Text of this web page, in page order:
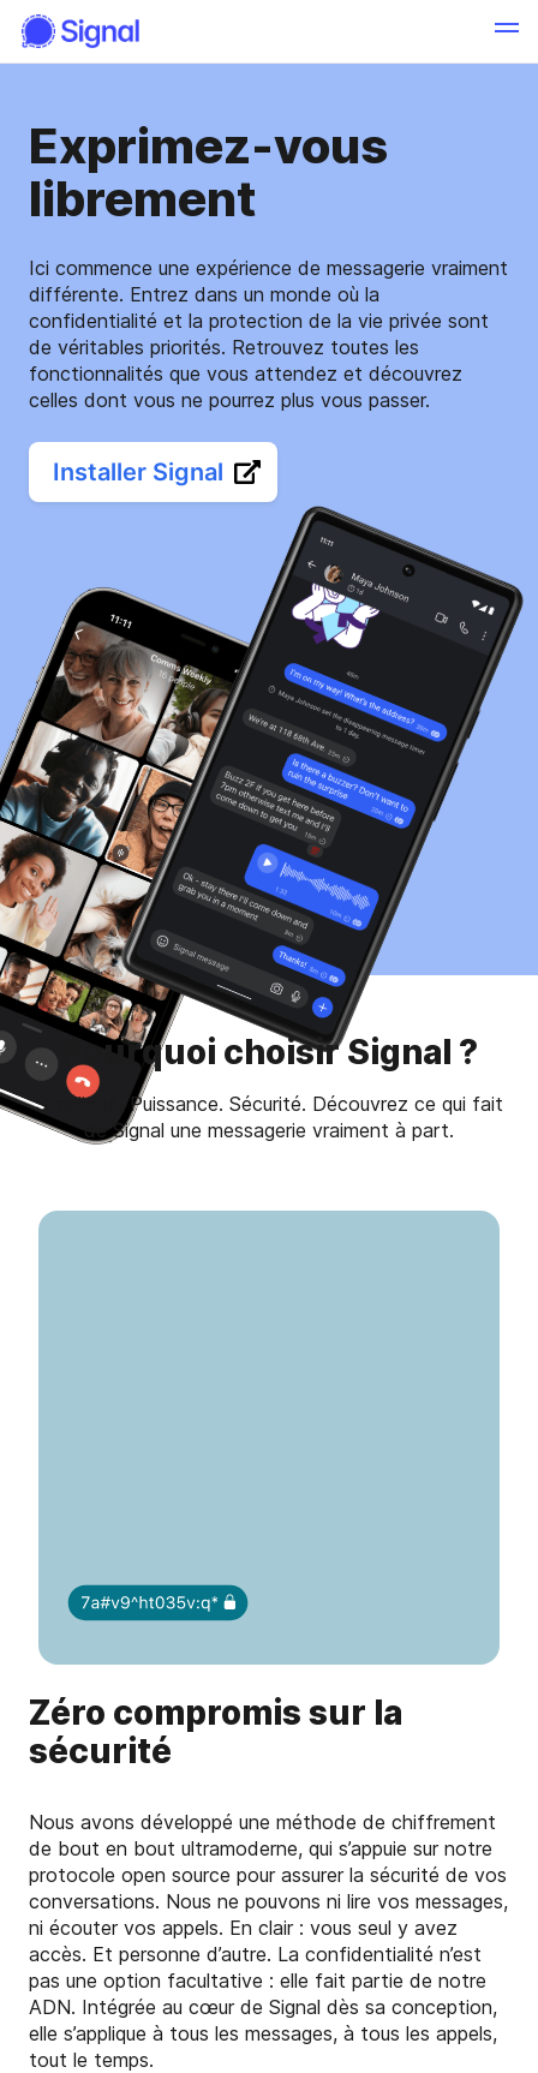
Exprimez-vous
librement
Ici commence une expérience de messagerie vraiment
différente. Entrez dans un monde où la
confidentialité et la protection de la vie privée sont
de véritables priorités. Retrouvez toutes les
fonctionnalités que vous attendez et découvrez
celles dont vous ne pourrez plus vous passer.
Installer Signal
Pourquoi choisir Signal ?
Simplicité. Puissance. Sécurité. Découvrez ce qui fait
de Signal une messagerie vraiment à part.
Zéro compromis sur la
sécurité
Nous avons développé une méthode de chiffrement
de bout en bout ultramoderne, qui s’appuie sur notre
protocole open source pour assurer la sécurité de vos
conversations. Nous ne pouvons ni lire vos messages,
ni écouter vos appels. En clair : vous seul y avez
accès. Et personne d’autre. La confidentialité n’est
pas une option facultative : elle fait partie de notre
ADN. Intégrée au cœur de Signal dès sa conception,
elle s’applique à tous les messages, à tous les appels,
tout le temps.